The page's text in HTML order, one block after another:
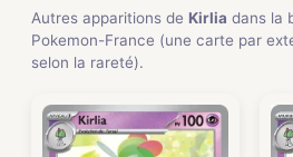
Autres apparitions de Kirlia dans la
Pokemon-France (une carte par
selon la rareté).